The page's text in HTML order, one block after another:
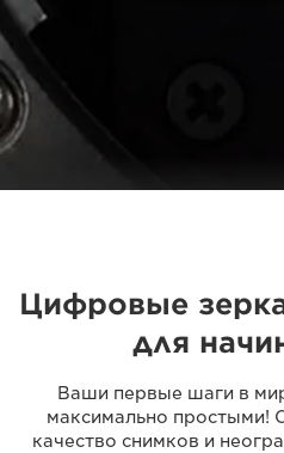
Цифровые
для
Ваши первые шаги в
максимально простыми!
качество снимков и